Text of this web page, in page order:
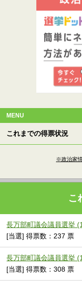
MENU
これまでの得票状況
※政治家
こ
長万部町議会議員選挙
[当選] 得票数：237 票
長万部町議会議員選挙
[当選] 得票数：308 票